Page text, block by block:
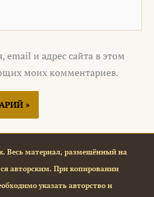
email и адрес сайта в этом
моих комментариев.
Весь материал, размещённый на
авторским. При копировании
указать авторство и